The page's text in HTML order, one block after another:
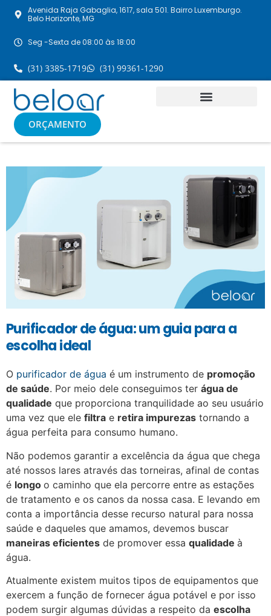
Avenida Raja Gabaglia, 1617, sala 501. Bairro Luxemburgo.
Belo Horizonte, MG
Seg -Sexta de 08:00 às 18:00
(31) 3385-1719 (31) 99361-1290
ORÇAMENTO
Purificador de água: um guia para a
escolha ideal
O purificador de água é um instrumento de promoção
de saúde. Por meio dele conseguimos ter água de
qualidade que proporciona tranquilidade ao seu usuário
uma vez que ele filtra e retira impurezas tornando a
água perfeita para consumo humano.
Não podemos garantir a excelência da água que chega
até nossos lares através das torneiras, afinal de contas
é longo o caminho que ela percorre entre as estações
de tratamento e os canos da nossa casa. E levando em
conta a importância desse recurso natural para nossa
saúde e daqueles que amamos, devemos buscar
maneiras eficientes de promover essa qualidade à
água.
Atualmente existem muitos tipos de equipamentos que
exercem a função de fornecer água potável e por isso
podem surgir algumas dúvidas a respeito da escolha